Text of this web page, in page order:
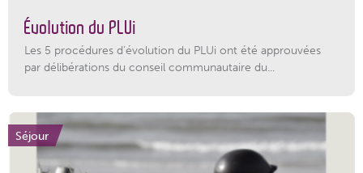
Évolution du PLUi
Les 5 procédures d’évolution du PLUi ont été approuvées
par délibérations du conseil communautaire du...
Séjour